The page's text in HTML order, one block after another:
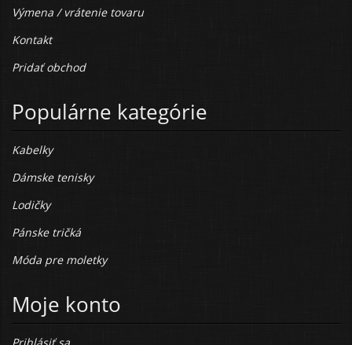
Výmena / vrátenie tovaru
Kontakt
Pridať obchod
Populárne kategórie
Kabelky
Dámske tenisky
Lodičky
Pánske tričká
Móda pre moletky
Moje konto